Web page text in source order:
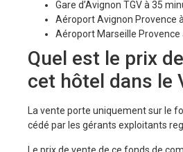
Gare d’Avignon TGV à 35
Aéroport Avignon Provence
Aéroport Marseille Provence
Quel est le prix
cet hôtel dans le
La vente porte uniquement sur le
cédé par les gérants exploitants
Le prix de vente de ce fonds de